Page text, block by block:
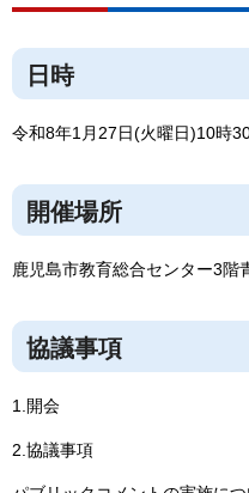
日時
令和8年1月27日(火曜日)10時
開催場所
鹿児島市教育総合センター3階
協議事項
1.開会
2.協議事項